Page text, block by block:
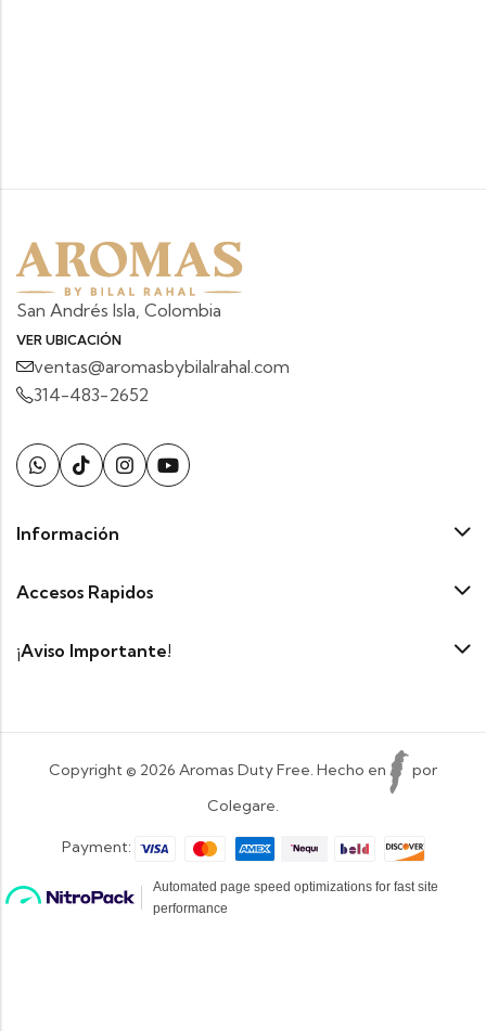
San Andrés Isla, Colombia
VER UBICACIÓN
ventas@aromasbybilalrahal.com
314-483-2652
Información
Accesos Rapidos
¡Aviso Importante!
Copyright © 2026 Aromas Duty Free. Hecho en
por
Colegare.
Payment: